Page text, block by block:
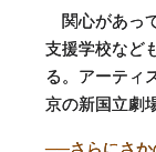
関心があっ
支援学校など
る。アーティ
京の新国立劇